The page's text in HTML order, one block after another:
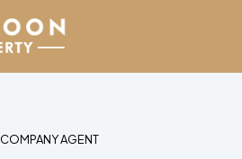
COMPANY AGENT